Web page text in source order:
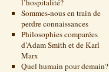
l’hospitalité?
Sommes-nous en train de
perdre connaissances
Philosophies comparées
d’Adam Smith et de Karl
Marx
Quel humain pour demain?